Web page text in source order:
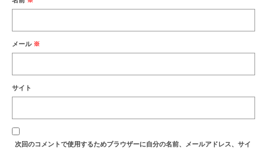
メール ※
サイト
次回のコメントで使用するためブラウザーに自分の名前、メールアドレス、サイ